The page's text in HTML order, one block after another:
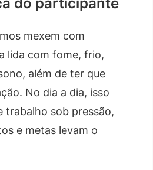
mexem com
lida com fome, frio,
além de ter que
No dia a dia, isso
trabalho sob pressão,
e metas levam o